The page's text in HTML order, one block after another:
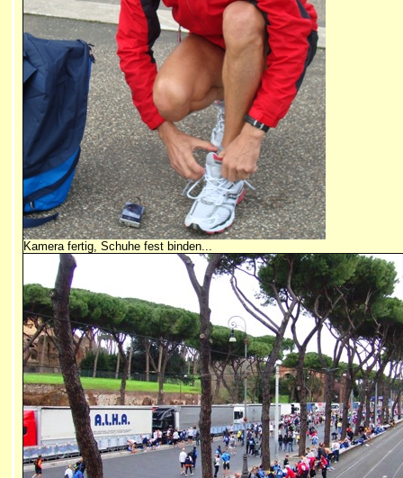
Kamera fertig, Schuhe fest binden...